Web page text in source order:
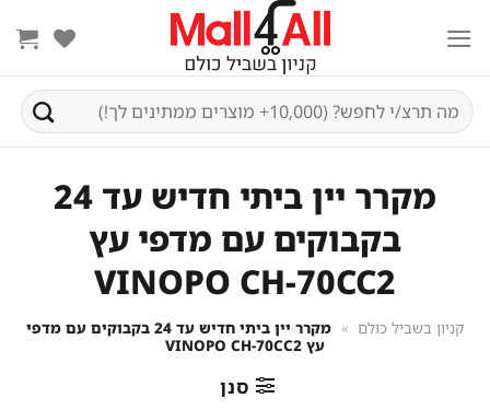
content
חיפוש
עבור:
מקרר יין ביתי חדיש עד 24
בקבוקים עם מדפי עץ
VINOPO CH-70CC2
קניון בשביל כולם »
מקרר יין ביתי חדיש עד 24 בקבוקים עם מדפי
עץ VINOPO CH-70CC2
סנן